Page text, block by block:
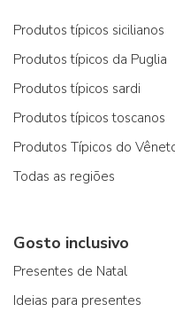
Produtos típicos sicilianos
Produtos típicos da Puglia
Produtos típicos sardi
Produtos típicos toscanos
Produtos Típicos do
Todas as regiões
Gosto inclusivo
Presentes de Natal
Ideias para presentes